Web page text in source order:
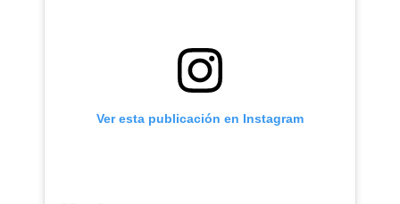
Ver esta publicación en Instagram